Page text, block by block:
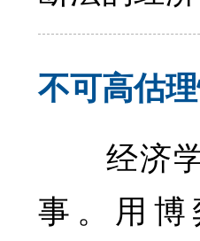
不可高估
经济学
事。用博